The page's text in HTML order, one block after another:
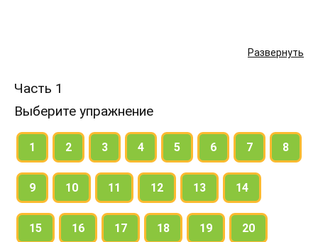
Развернуть
Часть 1
Выберите упражнение
1 2 3 4 5 6 7 8
9 10 11 12 13 14
15 16 17 18 19 20